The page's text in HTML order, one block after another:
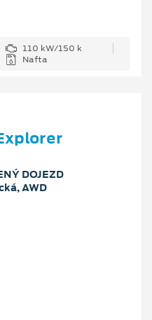
110 kW/150 k
Nafta
DOJEZD
AWD